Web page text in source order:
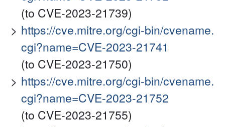
(to CVE-2023-21739)
https://cve.mitre.org/cgi-bin/cvename.
cgi?name=CVE-2023-21741
(to CVE-2023-21750)
https://cve.mitre.org/cgi-bin/cvename.
cgi?name=CVE-2023-21752
(to CVE-2023-21755)